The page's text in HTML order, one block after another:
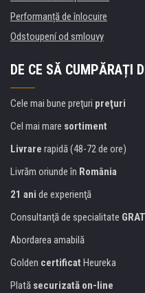
Performanță de înlocuire
Odstoupení od smlouvy
DE CE SĂ CUMPĂRAȚI
Cele mai bune preţuri preţuri
Cel mai mare sortiment
Livrare rapidă (48-72 de ore)
Livrăm oriunde în România
21 ani de experienţă
Consultanţă de specialitate
Abordarea amabilă
Golden certificat Heureka
Plată securizată on-line